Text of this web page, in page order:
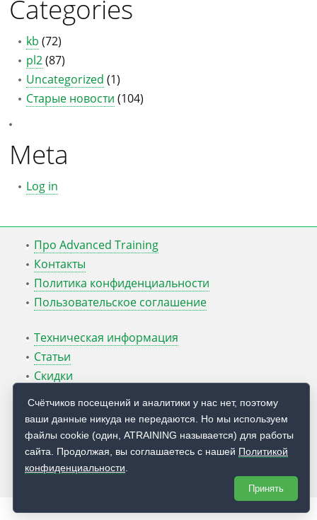
Categories
kb (72)
pl2(87)
Uncategorized (1)
Старые новости (104)
Meta
Log in
Про Advanced Training
Контакты
Политика конфиденциальности
Пользовательское соглашение
Техническая информация
Статьи
Скидки
Блог Руслана Карманова
© 2009 — 2026 Учебный центр Advanced Training
Счётчиков посещений и аналитики у нас нет, поэтому
ваши данные никуда не передаются. Но мы используем
файлы cookie (один, ATRAINING называется) для работы
сайта. Продолжая, вы соглашаетесь с нашей Политикой
конфиденциальности
Принять